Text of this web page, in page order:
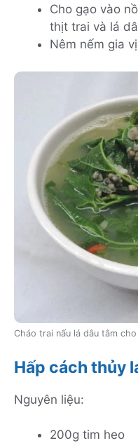
Cho gạo vào
thịt trai và lá
Nêm nếm gia
Cháo trai nấu lá dâu tằm
Hấp cách thủy
Nguyên liệu:
200g tim heo